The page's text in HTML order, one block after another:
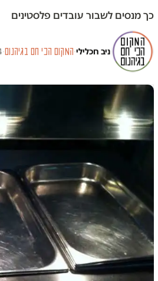
כך מנסים לשבור עובדים פלסטינים
ניב חכלילי·המקום הכי חם בגיהנום·